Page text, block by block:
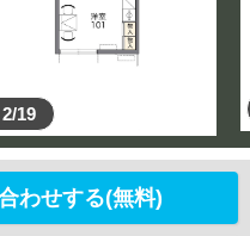
2/19
わせする(無料)